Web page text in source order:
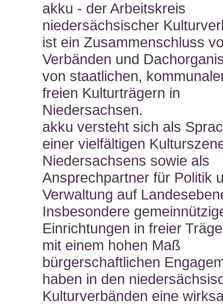
akku - der Arbeitskreis
niedersächsischer
ist ein Zusammenschluss
Verbänden und
von staatlichen,
freien Kulturträgern in
Niedersachsen.
akku versteht sich als
einer vielfältigen
Niedersachsens sowie als
Ansprechpartner für Politik
Verwaltung auf
Insbesondere
Einrichtungen in freier
mit einem hohen Maß
bürgerschaftlichen
haben in den
Kulturverbänden eine